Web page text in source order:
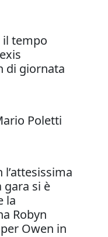
il tempo
di giornata
Poletti
gara si è
la
Robyn
Owen in